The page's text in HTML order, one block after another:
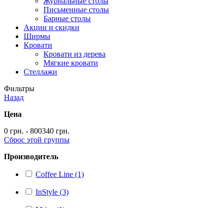
Письменные столы
Барные столы
Акции и скидки
Ширмы
Кровати
Кровати из дерева
Мягкие кровати
Стеллажи
Фильтры
Назад
Цена
0 грн. - 800340 грн.
Сброс этой группы
Производитель
Coffee Line (1)
InStyle (3)